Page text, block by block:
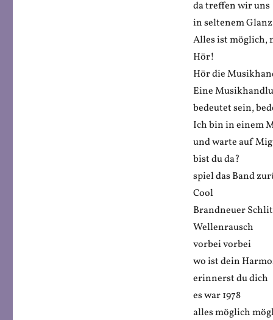
da treffen wir uns
in seltenem Glanz
Alles ist möglich,
Hör!
Hör die
Eine
bedeutet sein,
Ich bin in einem
und warte auf
bist du da?
spiel das Band
Cool
Brandneuer
Wellenrausch
vorbei vorbei
wo ist dein
erinnerst du dich
es war 1978
alles möglich